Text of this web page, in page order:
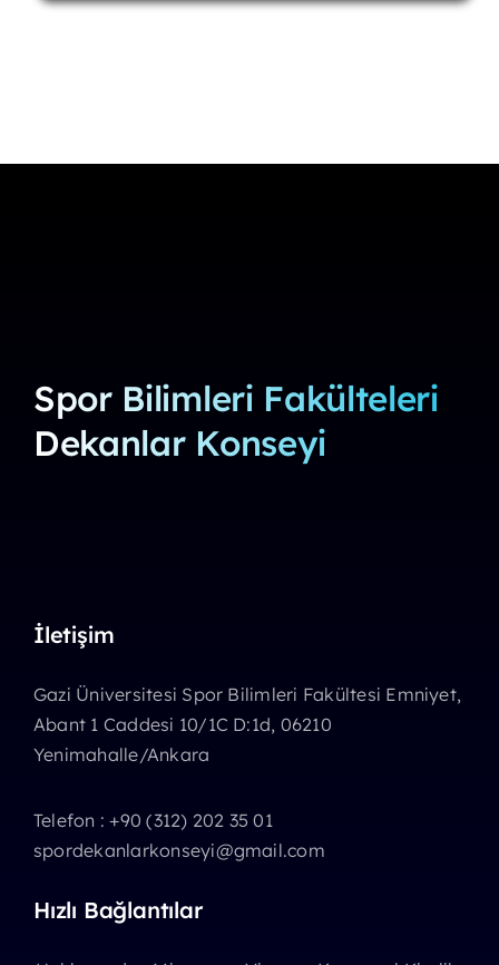
Spor Bilimleri Fakülteleri
Dekanlar Konseyi
İletişim
Gazi Üniversitesi Spor Bilimleri Fakültesi Emniyet,
Abant 1 Caddesi 10/1C D:1d, 06210
Yenimahalle/Ankara
Telefon : +90 (312) 202 35 01
spordekanlarkonseyi@gmail.com
Hızlı Bağlantılar